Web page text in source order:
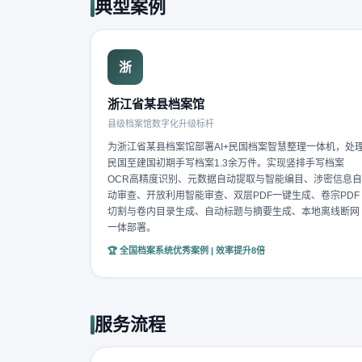
典型案例
浙
浙江省某县档案馆
县级档案馆数字化升级标杆
为浙江省某县档案馆部署AI+民国档案智慧整理一体机，处
民国至建国初期手写档案1.3余万件。实现竖排手写档案
OCR高精度识别、元数据自动提取与智能编目、涉密信息自
动审查、开放利用智能审查、双层PDF一键生成、卷宗PDF
切割与卷内目录生成、自动标题与摘要生成、本地离线断网
一体部署。
🏆 全国档案系统优秀案例 | 效率提升8倍
服务流程